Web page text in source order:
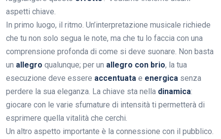
aspetti chiave.
In primo luogo, il ritmo. Un’interpretazione musicale richiede
che tu non solo segua le note, ma che tu lo faccia con una
comprensione profonda di come si deve suonare. Non basta
un allegro qualunque; per un allegro con brio, la tua
esecuzione deve essere accentuata e energica senza
perdere la sua eleganza. La chiave sta nella dinamica:
giocare con le varie sfumature di intensità ti permetterà di
esprimere quella vitalità che cerchi.
Un altro aspetto importante è la connessione con il pubblico.